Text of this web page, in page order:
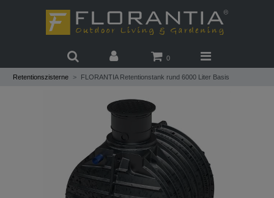
0
Retentionszisterne FLORANTIA Retentionstank rund 6000 Liter Basis